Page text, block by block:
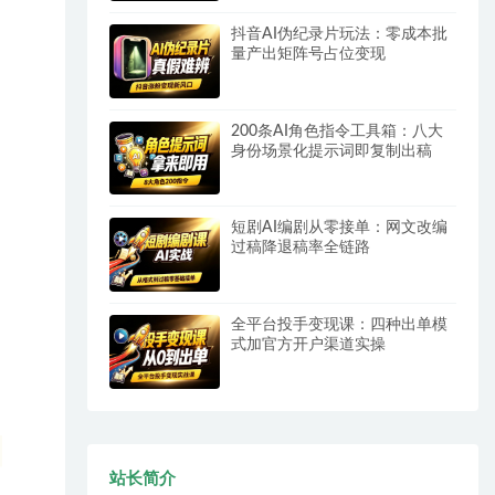
抖音AI伪纪录片玩法：零成本批
量产出矩阵号占位变现
200条AI角色指令工具箱：八大
身份场景化提示词即复制出稿
短剧AI编剧从零接单：网文改编
过稿降退稿率全链路
全平台投手变现课：四种出单模
式加官方开户渠道实操
站长简介